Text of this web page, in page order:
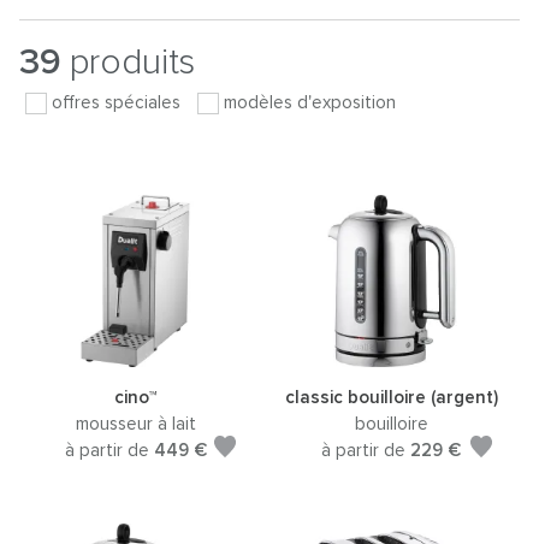
39 produits
offres spéciales modèles d'exposition
cino™
mousseur à lait
à partir de 449 €
classic bouilloire (argent)
bouilloire
à partir de 229 €